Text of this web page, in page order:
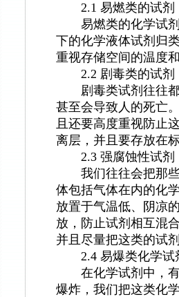
2.1 易燃类的试剂
易燃类的化学试剂
下的化学液体试剂归
重视存储空间的温度
2.2 剧毒类的试剂
剧毒类试剂往往都
甚至会导致人的死亡
且还要高度重视防止
离层，并且要存放在
2.3 强腐蚀性试剂
我们往往会把那些
体包括气体在内的化
放置于气温低、阴凉
放，防止试剂相互混
并且尽量把这类的试
2.4 易爆类化学试
在化学试剂中，有
爆炸，我们把这类化